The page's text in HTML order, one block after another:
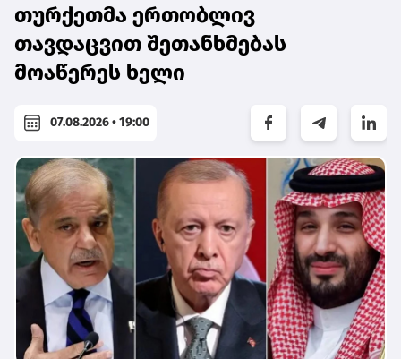
თურქეთმა ერთობლივ
თავდაცვით შეთანხმებას
მოაწერეს ხელი
07.08.2026 • 19:00